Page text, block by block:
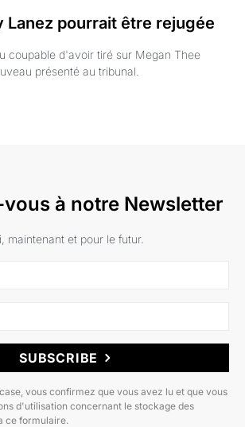
Lanez pourrait être rejugée
coupable d'avoir tiré sur Megan Thee
présenté au tribunal.
à notre Newsletter
maintenant et pour le futur.
SUBSCRIBE
vous confirmez que vous avez lu et que vous
d'utilisation concernant le stockage des
ce formulaire.